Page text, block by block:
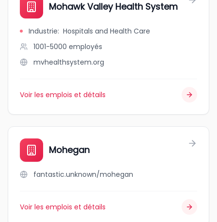
Mohawk Valley Health System
Industrie: Hospitals and Health Care
1001-5000 employés
mvhealthsystem.org
Voir les emplois et détails
Mohegan
fantastic.unknown/mohegan
Voir les emplois et détails